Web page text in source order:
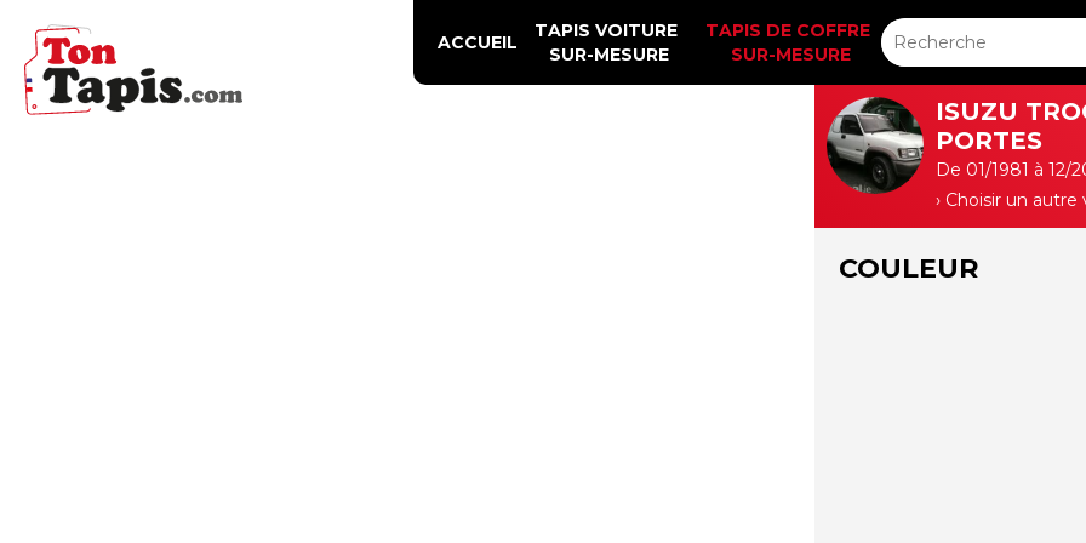
ISUZU
PORTES
De 01/1981 à 12/
› Choisir un autre
COULEUR
ACCUEIL
TAPIS VOITURE
SUR-MESURE
TAPIS DE COFFRE
SUR-MESURE